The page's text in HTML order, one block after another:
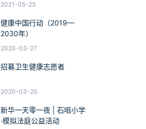
2021-05-25
健康中国行动（2019—
2030年）
2020-03-27
招募卫生健康志愿者
2020-03-25
新华一天零一夜 | 石咀小学
·模拟法庭公益活动